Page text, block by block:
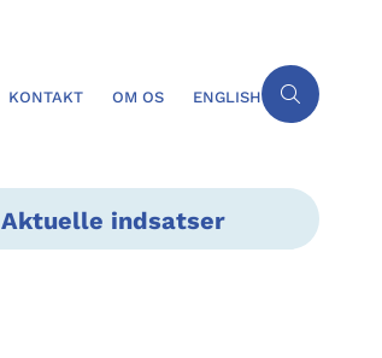
KONTAKT OM OS ENGLISH
Aktuelle indsatser